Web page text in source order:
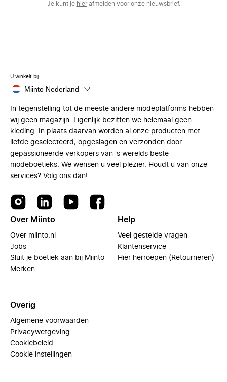
Je kunt je hierafmelden voor onze nieuwsbrief.
U winkelt bij
Miinto Nederland
In tegenstelling tot de meeste andere modeplatforms hebben
wij geen magazijn. Eigenlijk bezitten we helemaal geen
kleding. In plaats daarvan worden al onze producten met
liefde geselecteerd, opgeslagen en verzonden door
gepassioneerde verkopers van 's werelds beste
modeboetieks. We wensen u veel plezier. Houdt u van onze
services? Volg ons dan!
Over Miinto
Over miinto.nl
Jobs
Sluit je boetiek aan bij Miinto
Merken
Help
Veel gestelde vragen
Klantenservice
Hier herroepen (Retourneren)
Overig
Algemene voorwaarden
Privacywetgeving
Cookiebeleid
Cookie instellingen